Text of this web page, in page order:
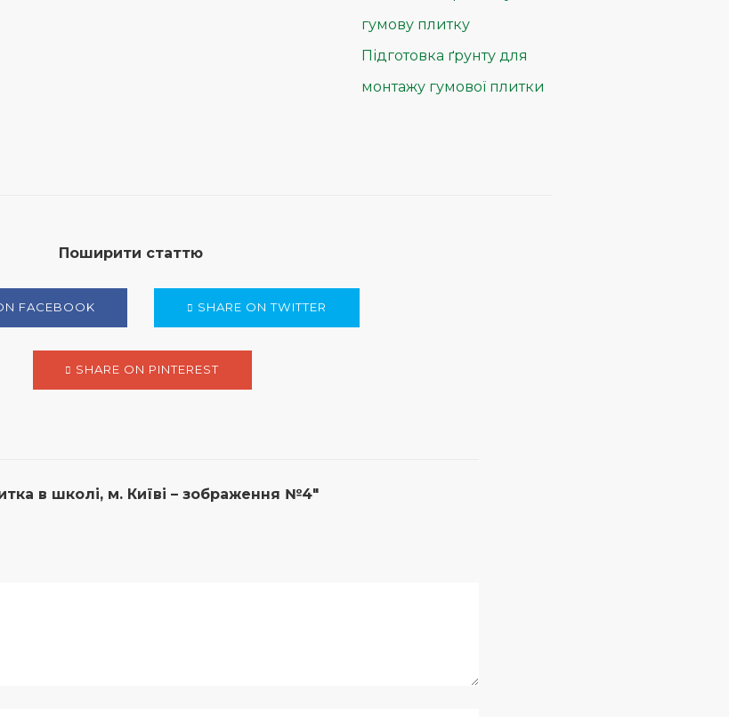
гумову плитку
Підготовка ґрунту для
монтажу гумової плитки
Поширити статтю
FACEBOOK SHARE ON TWITTER
SHARE ON PINTEREST
в школі, м. Київі – зображення №4"